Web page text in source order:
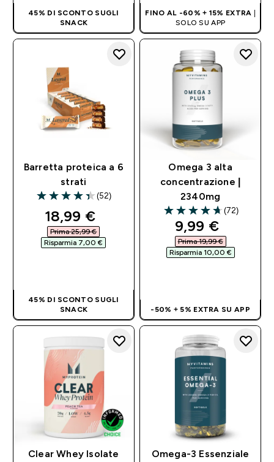
45% DI SCONTO SUGLI
SNACK
FINO AL -60% + 15% EXTRA |
SOLO SU APP
Barretta proteica a 6
strati
4.38 out of 5 stars
(52)
discounted price
18,99 €‎
Prima 25,99 €‎
Risparmia 7,00 €‎
45% DI SCONTO SUGLI
SNACK
Omega 3 alta
concentrazione |
2340mg
4.68 out of 5 stars
(72)
discounted
9,99 €‎
Prima 19,99 €‎
Risparmia 10,00 €‎
-50% + 5% EXTRA SU APP
Clear Whey Isolate
Omega-3 Essenziale